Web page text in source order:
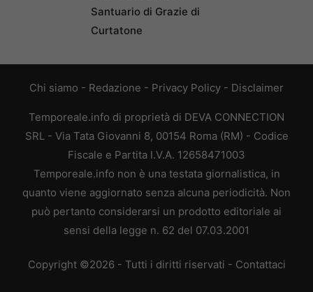
Santuario di Grazie di
Curtatone
Chi siamo - Redazione - Privacy Policy - Disclaimer
Temporeale.info di proprietà di DEVA CONNECTION
SRL - Via Tata Giovanni 8, 00154 Roma (RM) - Codice
Fiscale e Partita I.V.A. 12658471003
Temporeale.info non è una testata giornalistica, in
quanto viene aggiornato senza alcuna periodicità. Non
può pertanto considerarsi un prodotto editoriale ai
sensi della legge n. 62 del 07.03.2001
Copyright ©2026 - Tutti i diritti riservati - Contattaci